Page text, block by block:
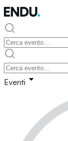
Eventi